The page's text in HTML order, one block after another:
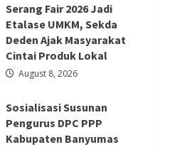
Serang Fair 2026 Jadi
Etalase UMKM, Sekda
Deden Ajak Masyarakat
Cintai Produk Lokal
August 8, 2026
Sosialisasi Susunan
Pengurus DPC PPP
Kabupaten Banyumas